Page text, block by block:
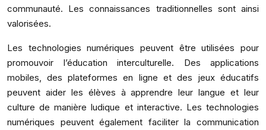
communauté. Les connaissances traditionnelles sont ainsi
valorisées.
Les technologies numériques peuvent être utilisées pour
promouvoir l’éducation interculturelle. Des applications
mobiles, des plateformes en ligne et des jeux éducatifs
peuvent aider les élèves à apprendre leur langue et leur
culture de manière ludique et interactive. Les technologies
numériques peuvent également faciliter la communication